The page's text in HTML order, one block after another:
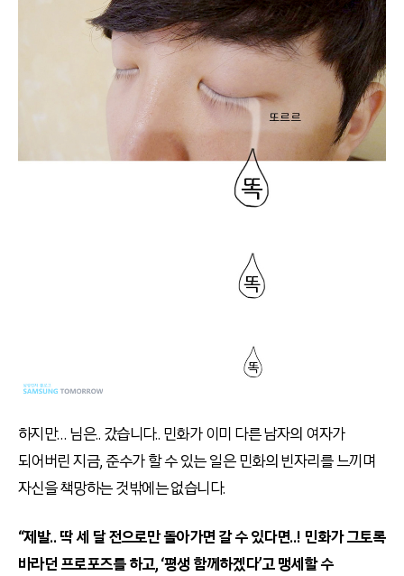
하지만… 님은.. 갔습니다.. 민화가 이미 다른 남자의 여자가
되어버린 지금, 준수가 할 수 있는 일은 민화의 빈자리를 느끼며
자신을 책망하는 것밖에는 없습니다.
“제발.. 딱 세 달 전으로만 돌아가면 갈 수 있다면..! 민화가 그토록
바라던 프로포즈를 하고, ‘평생 함께하겠다’고 맹세할 수